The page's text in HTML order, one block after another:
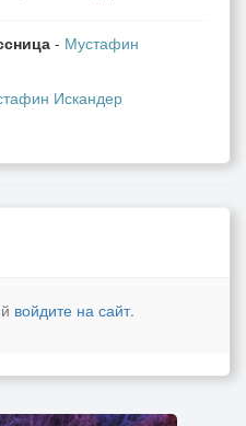
- Мустафин
Искандер
войдите на сайт.